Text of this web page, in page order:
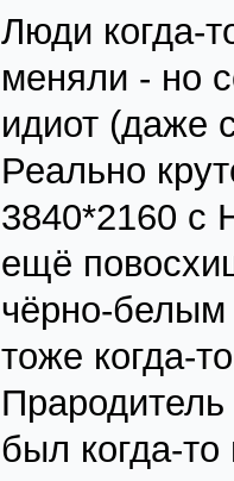
Люди когда-
меняли - но
идиот (даже
Реально
3840*2160 с
ещё
чёрно-белым
тоже когда-
был когда-